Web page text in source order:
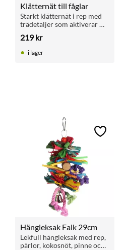
Klätternät till fåglar
Starkt klätternät i rep med
trädetaljer som aktiverar
bur eller voljär.
219kr
i lager
Hängleksak Falk 29cm
Lekfull hängleksak med rep,
pärlor, kokosnöt, pinne och
Lägg